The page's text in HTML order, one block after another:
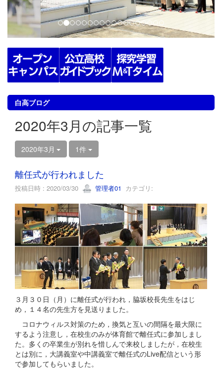
白高ブログ
2020年3月の記事一覧
2020年3月 1件
離任式が行われました
投稿日時 : 2020/03/30 管理者01 カテゴリ:
３月３０日（月）に離任式が行われ，脇坂校長先生をはじ
め，１４名の先生方を見送りました。
コロナウィルス対策のため，換気と互いの間隔を最大限に
するよう注意し，在校生のみが体育館で離任式に参加しまし
た。多くの卒業生が別れを惜しんで来校しましたが，在校生
とは別に，大講義室や中講義室で離任式のLive配信という形
で参加してもらいました。